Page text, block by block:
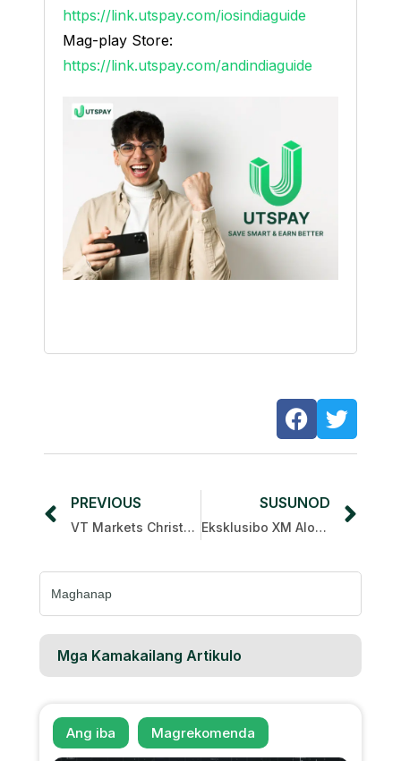
https://link.utspay.com/iosindiaguide
Mag-play Store:
https://link.utspay.com/andindiaguide
PREVIOUS
VT Markets Christmas Grand Giveaway
SUSUNOD
Eksklusibo XM Alok ng Cashback ng Bagong Taon
Maghanap
para
sa:
Mga Kamakailang Artikulo
Ang iba Magrekomenda